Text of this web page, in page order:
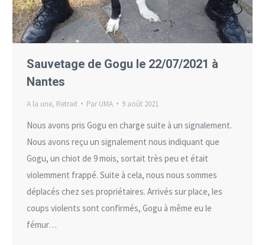
Sauvetage de Gogu le 22/07/2021 à
Nantes
A la une, Retrait Par UMA 9 août 2021
Nous avons pris Gogu en charge suite à un signalement.
Nous avons reçu un signalement nous indiquant que
Gogu, un chiot de 9 mois, sortait très peu et était
violemment frappé. Suite à cela, nous nous sommes
déplacés chez ses propriétaires. Arrivés sur place, les
coups violents sont confirmés, Gogu à même eu le
fémur…